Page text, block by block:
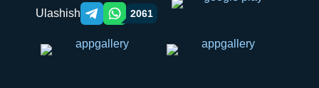
Ulashish Telegram orqali ulashish
WhatsApp orqali ulashish
2061